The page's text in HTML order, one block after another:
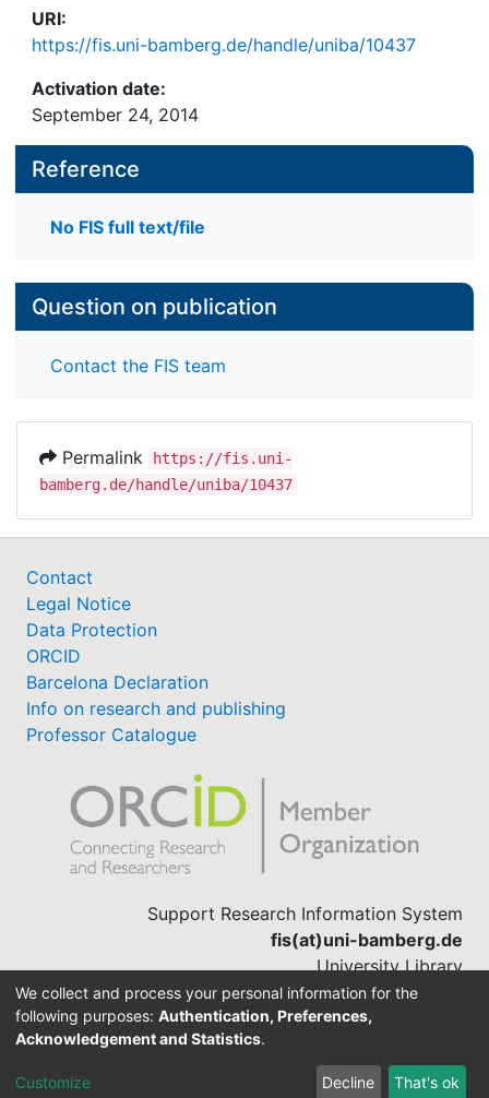
URI:
https://fis.uni-bamberg.de/handle/uniba/10437
Activation date:
September 24, 2014
Reference
No FIS full text/file
Question on publication
Contact the FIS team
Permalink
https://fis.uni-
bamberg.de/handle/uniba/10437
Contact
Legal Notice
Data Protection
ORCID
Barcelona Declaration
Info on research and publishing
Professor Catalogue
Support Research Information System
fis(at)uni-bamberg.de
University Library
(0951) 863-1568
DSpace-CRIS software
We collect and process your personal information for the
following purposes: Authentication, Preferences,
Acknowledgement and Statistics.
Customize Decline That's ok